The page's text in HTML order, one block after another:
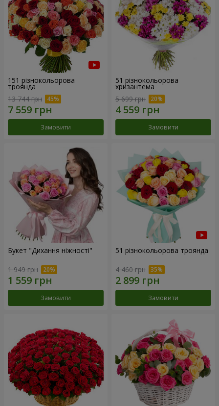
151 різнокольорова
троянда
13 744 грн
Замовити
51 різнокольорова
хризантема
5 699 грн
Замовити
Букет "Дихання ніжності"
1 949 грн
Замовити
51 різнокольорова троянда
4 460 грн
Замовити